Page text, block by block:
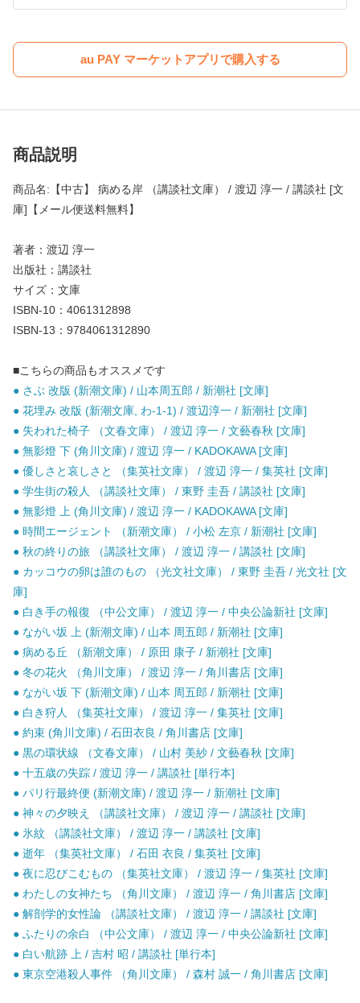
au PAY マーケットアプリで購入する
商品説明
商品名:【中古】 病める岸 （講談社文庫） / 渡辺 淳一 / 講談社 [文
庫]【メール便送料無料】
著者：渡辺 淳一
出版社：講談社
サイズ：文庫
ISBN-10：4061312898
ISBN-13：9784061312890
■こちらの商品もオススメです
● さぶ 改版 (新潮文庫) / 山本周五郎 / 新潮社 [文庫]
● 花埋み 改版 (新潮文庫, わ-1-1) / 渡辺淳一 / 新潮社 [文庫]
● 失われた椅子 （文春文庫） / 渡辺 淳一 / 文藝春秋 [文庫]
● 無影燈 下 (角川文庫) / 渡辺 淳一 / KADOKAWA [文庫]
● 優しさと哀しさと （集英社文庫） / 渡辺 淳一 / 集英社 [文庫]
● 学生街の殺人 （講談社文庫） / 東野 圭吾 / 講談社 [文庫]
● 無影燈 上 (角川文庫) / 渡辺 淳一 / KADOKAWA [文庫]
● 時間エージェント （新潮文庫） / 小松 左京 / 新潮社 [文庫]
● 秋の終りの旅 （講談社文庫） / 渡辺 淳一 / 講談社 [文庫]
● カッコウの卵は誰のもの （光文社文庫） / 東野 圭吾 / 光文社 [文
庫]
● 白き手の報復 （中公文庫） / 渡辺 淳一 / 中央公論新社 [文庫]
● ながい坂 上 (新潮文庫) / 山本 周五郎 / 新潮社 [文庫]
● 病める丘 （新潮文庫） / 原田 康子 / 新潮社 [文庫]
● 冬の花火 （角川文庫） / 渡辺 淳一 / 角川書店 [文庫]
● ながい坂 下 (新潮文庫) / 山本 周五郎 / 新潮社 [文庫]
● 白き狩人 （集英社文庫） / 渡辺 淳一 / 集英社 [文庫]
● 約束 (角川文庫) / 石田衣良 / 角川書店 [文庫]
● 黒の環状線 （文春文庫） / 山村 美紗 / 文藝春秋 [文庫]
● 十五歳の失踪 / 渡辺 淳一 / 講談社 [単行本]
● パリ行最終便 (新潮文庫) / 渡辺 淳一 / 新潮社 [文庫]
● 神々の夕映え （講談社文庫） / 渡辺 淳一 / 講談社 [文庫]
● 氷紋 （講談社文庫） / 渡辺 淳一 / 講談社 [文庫]
● 逝年 （集英社文庫） / 石田 衣良 / 集英社 [文庫]
● 夜に忍びこむもの （集英社文庫） / 渡辺 淳一 / 集英社 [文庫]
● わたしの女神たち （角川文庫） / 渡辺 淳一 / 角川書店 [文庫]
● 解剖学的女性論 （講談社文庫） / 渡辺 淳一 / 講談社 [文庫]
● ふたりの余白 （中公文庫） / 渡辺 淳一 / 中央公論新社 [文庫]
● 白い航跡 上 / 吉村 昭 / 講談社 [単行本]
● 東京空港殺人事件 （角川文庫） / 森村 誠一 / 角川書店 [文庫]